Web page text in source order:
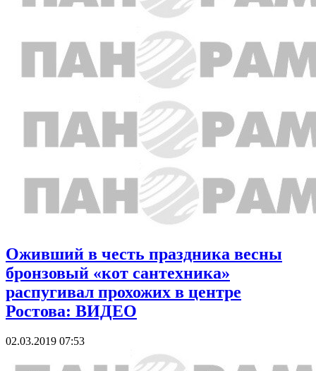
Оживший в честь праздника весны
бронзовый «кот сантехника»
распугивал прохожих в центре
Ростова: ВИДЕО
02.03.2019 07:53